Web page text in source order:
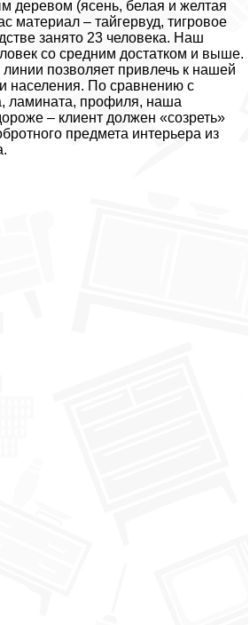
деревом (ясень, белая и желтая
материал – тайгервуд, тигровое
занято 23 человека. Наш
со средним достатком и выше.
позволяет привлечь к нашей
населения. По сравнению с
ламината, профиля, наша
– клиент должен «созреть»
предмета интерьера из